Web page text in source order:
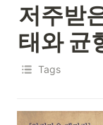
저주받
태와 균
Tags